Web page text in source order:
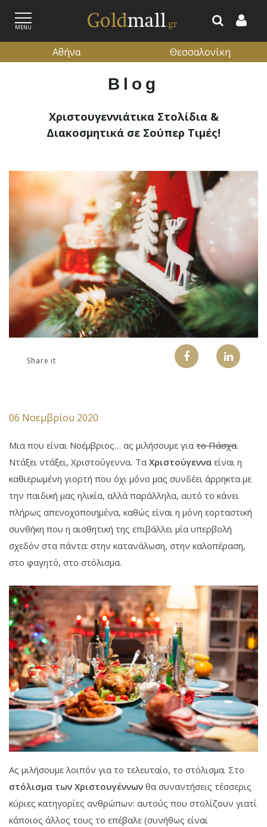
MENU
Αθήνα Θεσσαλονίκη
Blog
Χριστουγεννιάτικα Στολίδια &
Διακοσμητικά σε Σούπερ Τιμές!
Share it
06 Νοεμβρίου 2020
Μια που είναι Νοέμβριος… ας μιλήσουμε για το Πάσχα.
Ντάξει ντάξει, Χριστούγεννα. Τα Χριστούγεννα είναι η
καθιερωμένη γιορτή που όχι μόνο μας συνδέει άρρηκτα με
την παιδική μας ηλικία, αλλά παράλληλα, αυτό το κάνει
πλήρως απενοχοποιημένα, καθώς είναι η μόνη εορταστική
συνθήκη που η αισθητική της επιβάλλει μία υπερβολή
σχεδόν στα πάντα: στην κατανάλωση, στην καλοπέραση,
στο φαγητό, στο στόλισμα.
Ας μιλήσουμε λοιπόν για το τελευταίο, το στόλισμα. Στο
στόλισμα των Χριστουγέννων θα συναντήσεις τέσσερις
κύριες κατηγορίες ανθρώπων: αυτούς που στολίζουν γιατί
κάποιος άλλος τους το επέβαλε (συνήθως είναι